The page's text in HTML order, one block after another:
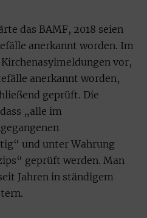
das BAMF, 2018 seien
anerkannt worden. Im
vor,
anerkannt worden,
geprüft. Die
„alle im
und unter Wahrung
geprüft werden. Man
Jahren in ständigem